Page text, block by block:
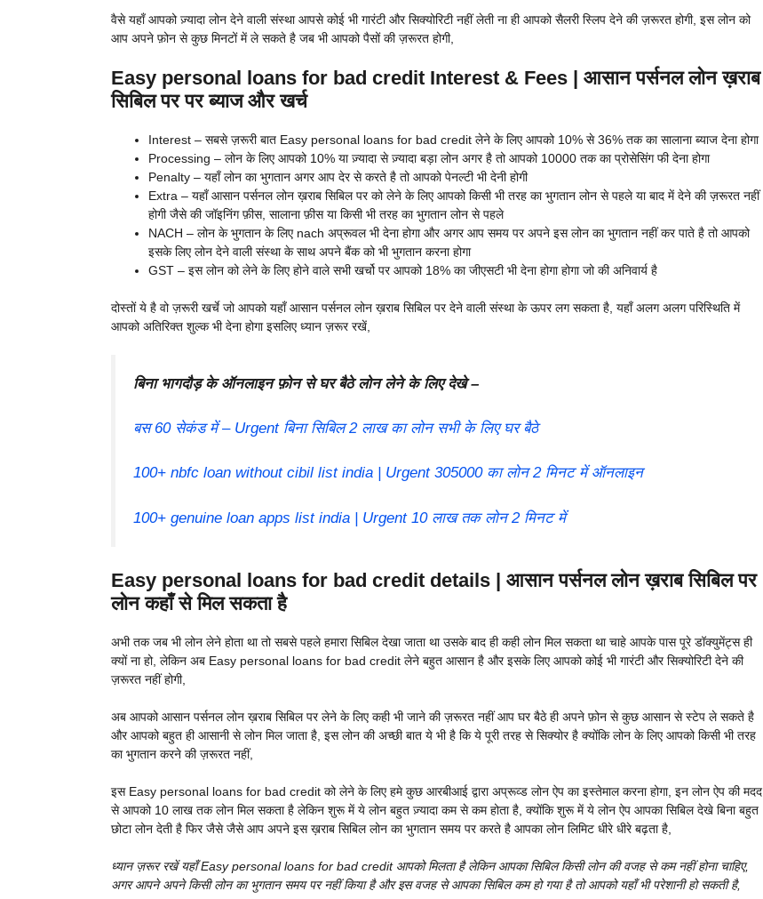
वैसे यहाँ आपको ज़्यादा लोन देने वाली संस्था आपसे कोई भी गारंटी और सिक्योरिटी नहीं लेती ना ही आपको सैलरी स्लिप देने की ज़रूरत होगी, इस लोन को
आप अपने फ़ोन से कुछ मिनटों में ले सकते है जब भी आपको पैसों की ज़रूरत होगी,
Easy personal loans for bad credit Interest & Fees | आसान पर्सनल लोन ख़राब
सिबिल पर पर ब्याज और खर्च
Interest – सबसे ज़रूरी बात Easy personal loans for bad credit लेने के लिए आपको 10% से 36% तक का सालाना ब्याज देना होगा
Processing – लोन के लिए आपको 10% या ज़्यादा से ज़्यादा बड़ा लोन अगर है तो आपको 10000 तक का प्रोसेसिंग फी देना होगा
Penalty – यहाँ लोन का भुगतान अगर आप देर से करते है तो आपको पेनल्टी भी देनी होगी
Extra – यहाँ आसान पर्सनल लोन ख़राब सिबिल पर को लेने के लिए आपको किसी भी तरह का भुगतान लोन से पहले या बाद में देने की ज़रूरत नहीं
होगी जैसे की जॉइनिंग फ़ीस, सालाना फ़ीस या किसी भी तरह का भुगतान लोन से पहले
NACH – लोन के भुगतान के लिए nach अप्रूवल भी देना होगा और अगर आप समय पर अपने इस लोन का भुगतान नहीं कर पाते है तो आपको
इसके लिए लोन देने वाली संस्था के साथ अपने बैंक को भी भुगतान करना होगा
GST – इस लोन को लेने के लिए होने वाले सभी खर्चो पर आपको 18% का जीएसटी भी देना होगा होगा जो की अनिवार्य है
दोस्तों ये है वो ज़रूरी खर्चे जो आपको यहाँ आसान पर्सनल लोन ख़राब सिबिल पर देने वाली संस्था के ऊपर लग सकता है, यहाँ अलग अलग परिस्थिति में
आपको अतिरिक्त शुल्क भी देना होगा इसलिए ध्यान ज़रूर रखें,
बिना भागदौड़ के ऑनलाइन फ़ोन से घर बैठे लोन लेने के लिए देखे –
बस 60 सेकंड में – Urgent बिना सिबिल 2 लाख का लोन सभी के लिए घर बैठे
100+ nbfc loan without cibil list india | Urgent 305000 का लोन 2 मिनट में ऑनलाइन
100+ genuine loan apps list india | Urgent 10 लाख तक लोन 2 मिनट में
Easy personal loans for bad credit details | आसान पर्सनल लोन ख़राब सिबिल पर
लोन कहाँ से मिल सकता है
अभी तक जब भी लोन लेने होता था तो सबसे पहले हमारा सिबिल देखा जाता था उसके बाद ही कही लोन मिल सकता था चाहे आपके पास पूरे डॉक्युमेंट्स ही
क्यों ना हो, लेकिन अब Easy personal loans for bad credit लेने बहुत आसान है और इसके लिए आपको कोई भी गारंटी और सिक्योरिटी देने की
ज़रूरत नहीं होगी,
अब आपको आसान पर्सनल लोन ख़राब सिबिल पर लेने के लिए कही भी जाने की ज़रूरत नहीं आप घर बैठे ही अपने फ़ोन से कुछ आसान से स्टेप ले सकते है
और आपको बहुत ही आसानी से लोन मिल जाता है, इस लोन की अच्छी बात ये भी है कि ये पूरी तरह से सिक्योर है क्योंकि लोन के लिए आपको किसी भी तरह
का भुगतान करने की ज़रूरत नहीं,
इस Easy personal loans for bad credit को लेने के लिए हमे कुछ आरबीआई द्वारा अप्रूव्ड लोन ऐप का इस्तेमाल करना होगा, इन लोन ऐप की मदद
से आपको 10 लाख तक लोन मिल सकता है लेकिन शुरू में ये लोन बहुत ज़्यादा कम से कम होता है, क्योंकि शुरू में ये लोन ऐप आपका सिबिल देखे बिना बहुत
छोटा लोन देती है फिर जैसे जैसे आप अपने इस ख़राब सिबिल लोन का भुगतान समय पर करते है आपका लोन लिमिट धीरे धीरे बढ़ता है,
ध्यान ज़रूर रखें यहाँ Easy personal loans for bad credit आपको मिलता है लेकिन आपका सिबिल किसी लोन की वजह से कम नहीं होना चाहिए,
अगर आपने अपने किसी लोन का भुगतान समय पर नहीं किया है और इस वजह से आपका सिबिल कम हो गया है तो आपको यहाँ भी परेशानी हो सकती है,